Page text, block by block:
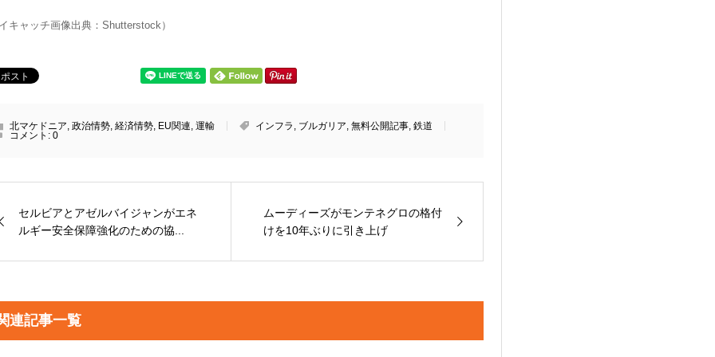
キャッチ画像出典：Shutterstock）
北マケドニア 政治情勢, 経済情勢, EU関連 運輸 インフラ ブルガリア 無料公開記事, 鉄道
コメント: 0
セルビアとアゼルバイジャンがエネ
ルギー安全保障強化のための協...
ムーディーズがモンテネグロの格付
けを10年ぶりに引き上げ
連記事一覧